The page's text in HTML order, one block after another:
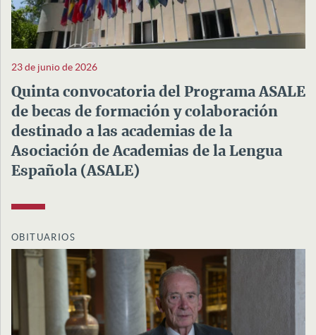
23 de junio de 2026
Quinta convocatoria del Programa ASALE
de becas de formación y colaboración
destinado a las academias de la
Asociación de Academias de la Lengua
Española (ASALE)
OBITUARIOS